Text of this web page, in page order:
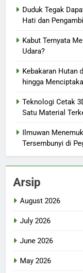
Duduk Tegak
Hati dan
Kabut Ternyata
Udara?
Kebakaran Hutan
hingga
Teknologi Cetak
Satu Material
Ilmuwan
Tersembunyi di
Arsip
August 2026
July 2026
June 2026
May 2026